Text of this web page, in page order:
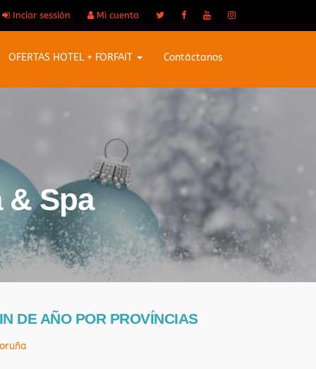
Inciar sessión Mi cuenta
OFERTAS HOTEL + FORFAIT Contáctanos
& Spa
DE AÑO POR PROVÍNCIAS